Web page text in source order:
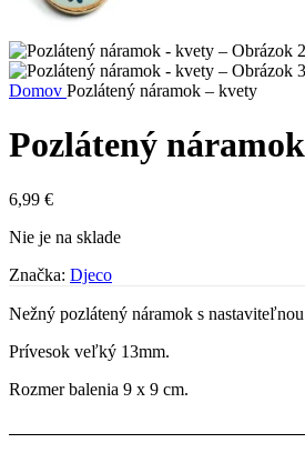
Domov Pozlátený náramok – kvety
Pozlátený
6,99 €
Nie je na sklade
Značka: Djeco
Nežný pozlátený náramok s
Prívesok veľký 13mm.
Rozmer balenia 9 x 9 cm.